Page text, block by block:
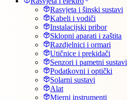
Rasvjeta i šinski sustavi
Kabeli i vodiči
Instalacijski pribor
Sklopni aparati i zaštita
Razdjelnici i ormari
Utičnice i prekidači
Senzori i pametni sustavi
Podatkovni i optički
Solarni sustavi
Alat
Mjerni instrumenti